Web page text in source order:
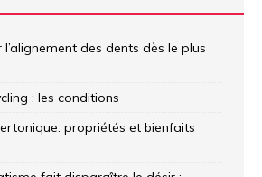
des dents dès le plus
: les conditions
propriétés et bienfaits